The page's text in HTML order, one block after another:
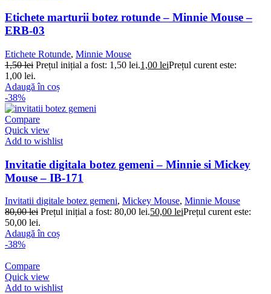
Etichete marturii botez rotunde – Minnie Mouse –
ERB-03
Etichete Rotunde, Minnie Mouse
1,50lei Prețul inițial a fost: 1,50 lei.1,00 leiPrețul curent este:
1,00 lei.
Adaugă în coș
-38%
Compare
Quick view
Add to wishlist
Invitatie digitala botez gemeni – Minnie si Mickey
Mouse – IB-171
Invitatii digitale botez gemeni, Mickey Mouse, Minnie Mouse
80,00lei Prețul inițial a fost: 80,00 lei.50,00 leiPrețul curent este:
50,00 lei.
Adaugă în coș
-38%
Compare
Quick view
Add to wishlist